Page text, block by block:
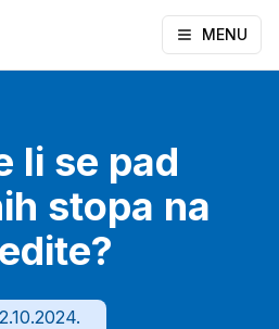
MENU
li se pad
stopa na